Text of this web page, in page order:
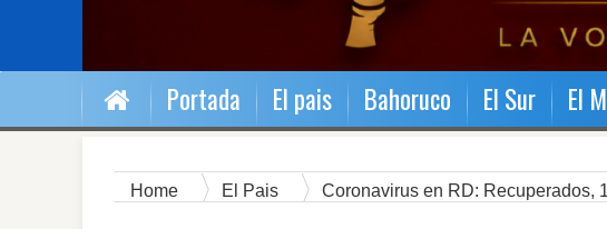
Portada El pais Bahoruco El Sur El
Home El Pais Coronavirus en RD: Recuperados,